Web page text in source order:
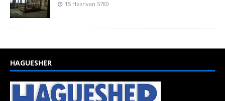
15 Heshvan 5780
HAGUESHER